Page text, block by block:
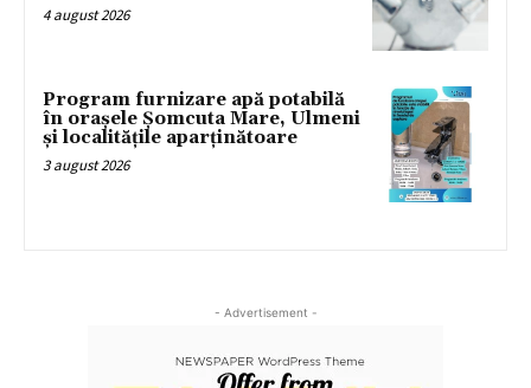
4 august 2026
Program furnizare apă potabilă
în orașele Șomcuta Mare, Ulmeni
și localitățile aparținătoare
3 august 2026
- Advertisement -